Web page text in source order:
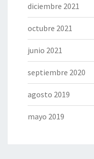
diciembre 2021
octubre 2021
junio 2021
septiembre 2020
agosto 2019
mayo 2019